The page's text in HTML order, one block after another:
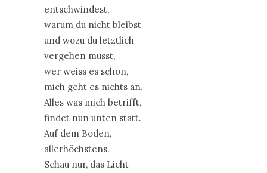
entschwindest,
warum du nicht bleibst
und wozu du letztlich
vergehen musst,
wer weiss es schon,
mich geht es nichts an.
Alles was mich betrifft,
findet nun unten statt.
Auf dem Boden,
allerhöchstens.
Schau nur, das Licht